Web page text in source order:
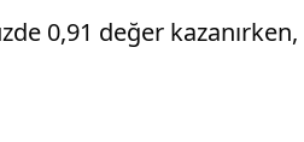
0,91 değer